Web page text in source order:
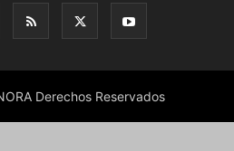
Derechos Reservados